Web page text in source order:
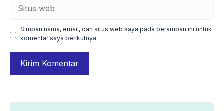
web
Simpan nama, email, dan situs web saya pada peramban ini untuk
komentar saya berikutnya.